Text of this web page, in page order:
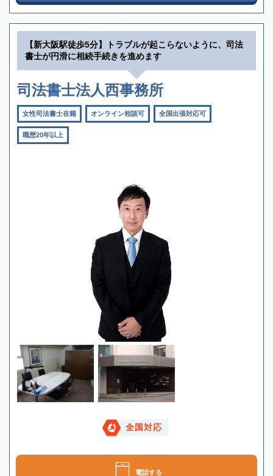
【新大阪駅徒歩5分】トラブルが起こらないように、司法
書士が円滑に相続手続きを進めます
司法書士法人西事務所
女性司法書士在籍 オンライン相談可 全国出張対応可
職歴20年以上
全国対応
電話する